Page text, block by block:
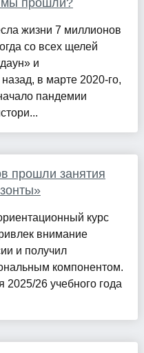
жизни 7 миллионов
со всех щелей
и
в марте 2020-го,
пандемии
прошли занятия
курс
внимание
и получил
компонентом.
2025/26 учебного года